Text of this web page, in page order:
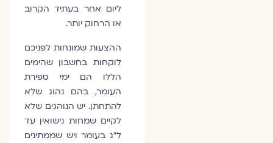
ליום אחר בעתיד הקרוב
או הרחוק יותר.
ההצעות שמונחות לפניכם
לוקחות בחשבון שהימים
הללו הם ימי ספירת
העומר, בהם נהוג שלא
להתחתן. יש הנוהגים שלא
לקיים שמחות נישואין עד
ל"ג בעומר ויש שממתינים